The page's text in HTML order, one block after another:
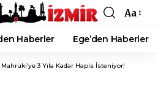
Font
Resizer
Aa
Haberler Ege’den Haberler
3 Yıla Kadar Hapis İsteniyor!